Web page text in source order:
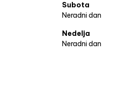
Subota
Neradni dan
Nedelja
Neradni dan